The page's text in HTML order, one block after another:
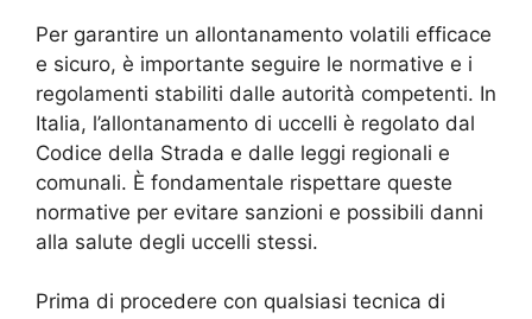
Per garantire un allontanamento volatili efficace
e sicuro, è importante seguire le normative e i
regolamenti stabiliti dalle autorità competenti. In
Italia, l’allontanamento di uccelli è regolato dal
Codice della Strada e dalle leggi regionali e
comunali. È fondamentale rispettare queste
normative per evitare sanzioni e possibili danni
alla salute degli uccelli stessi.
Prima di procedere con qualsiasi tecnica di